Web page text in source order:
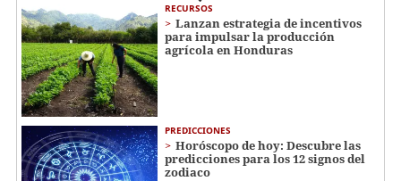
RECURSOS
Lanzan estrategia de incentivos
para impulsar la producción
agrícola en Honduras
PREDICCIONES
Horóscopo de hoy: Descubre las
predicciones para los 12 signos del
zodiaco